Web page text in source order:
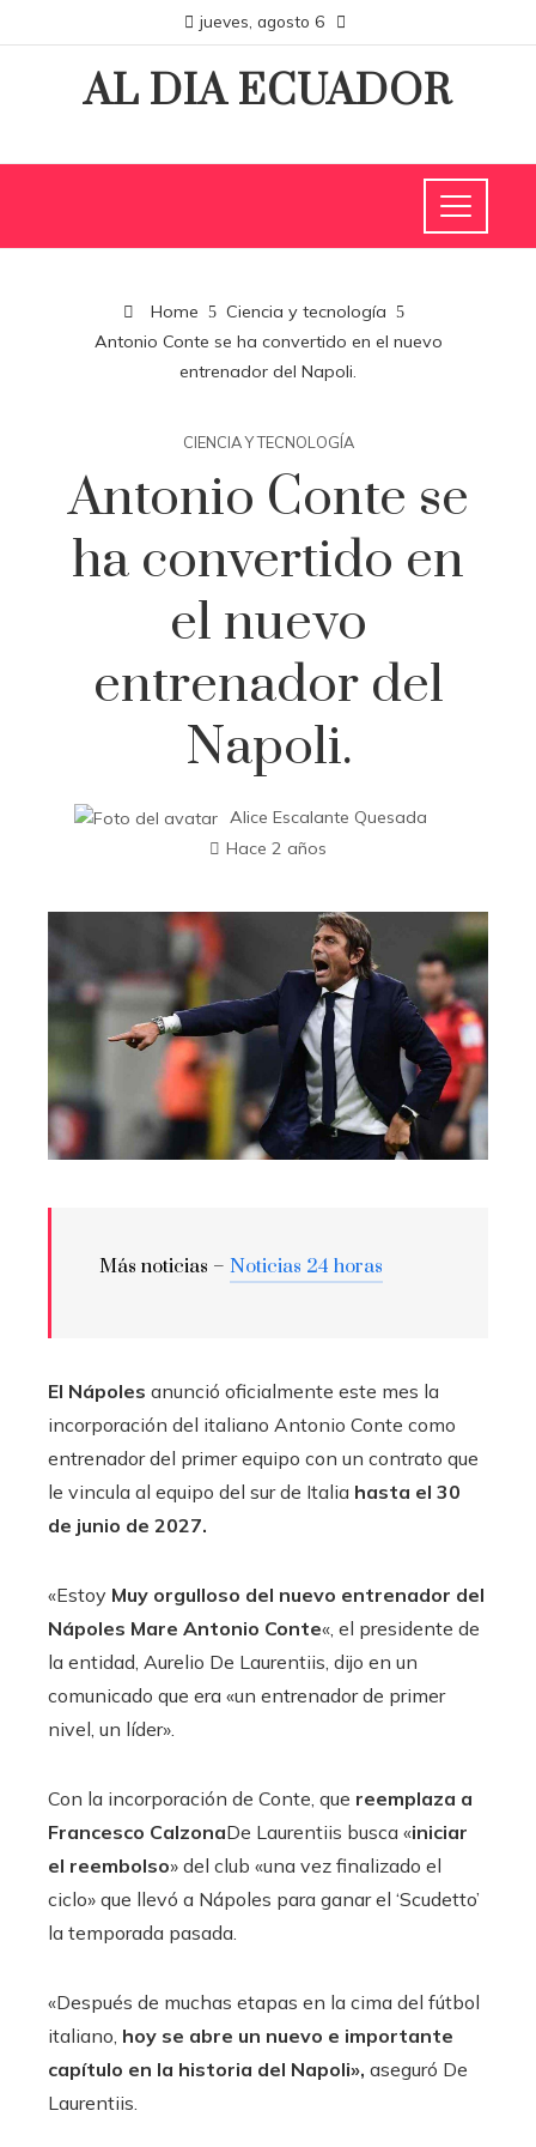
jueves, agosto 6
AL DIA ECUADOR
Home
Ciencia y tecnología
Antonio Conte se ha convertido en el nuevo
entrenador del Napoli.
CIENCIA Y TECNOLOGÍA
Antonio Conte se
ha convertido en
el nuevo
entrenador del
Napoli.
Alice Escalante Quesada
Hace 2 años
Más noticias – Noticias 24 horas
El Nápoles anunció oficialmente este mes la
incorporación del italiano Antonio Conte como
entrenador del primer equipo con un contrato que
le vincula al equipo del sur de Italia hasta el 30
de junio de 2027.
«Estoy Muy orgulloso del nuevo entrenador del
Nápoles Mare Antonio Conte«, el presidente de
la entidad, Aurelio De Laurentiis, dijo en un
comunicado que era «un entrenador de primer
nivel, un líder».
Con la incorporación de Conte, que reemplaza a
Francesco CalzonaDe Laurentiis busca «iniciar
el reembolso» del club «una vez finalizado el
ciclo» que llevó a Nápoles para ganar el ‘Scudetto’
la temporada pasada.
«Después de muchas etapas en la cima del fútbol
italiano, hoy se abre un nuevo e importante
capítulo en la historia del Napoli», aseguró De
Laurentiis.